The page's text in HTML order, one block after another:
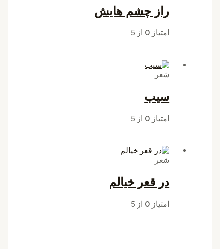
راز چشم هایش
امتیاز 0 از 5
شعر
سیب
امتیاز 0 از 5
شعر
در قعر خیالم
امتیاز 0 از 5